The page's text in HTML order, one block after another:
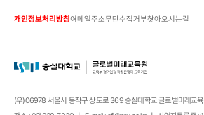
개인정보처리방침이메일주소무단수집거부찾아오시는길
(우)06978 서울시 동작구 상도로 369 숭실대학교 글로벌미래교